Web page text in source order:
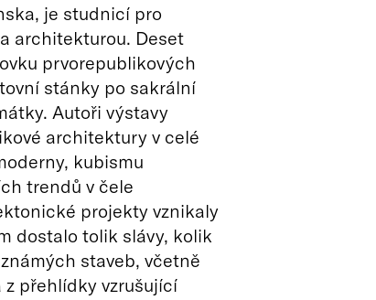
je studnicí pro
architekturou. Deset
prvorepublikových
stánky po sakrální
Autoři výstavy
architektury v celé
kubismu
trendů v čele
projekty vznikaly
dostalo tolik slávy, kolik
staveb, včetně
přehlídky vzrušující